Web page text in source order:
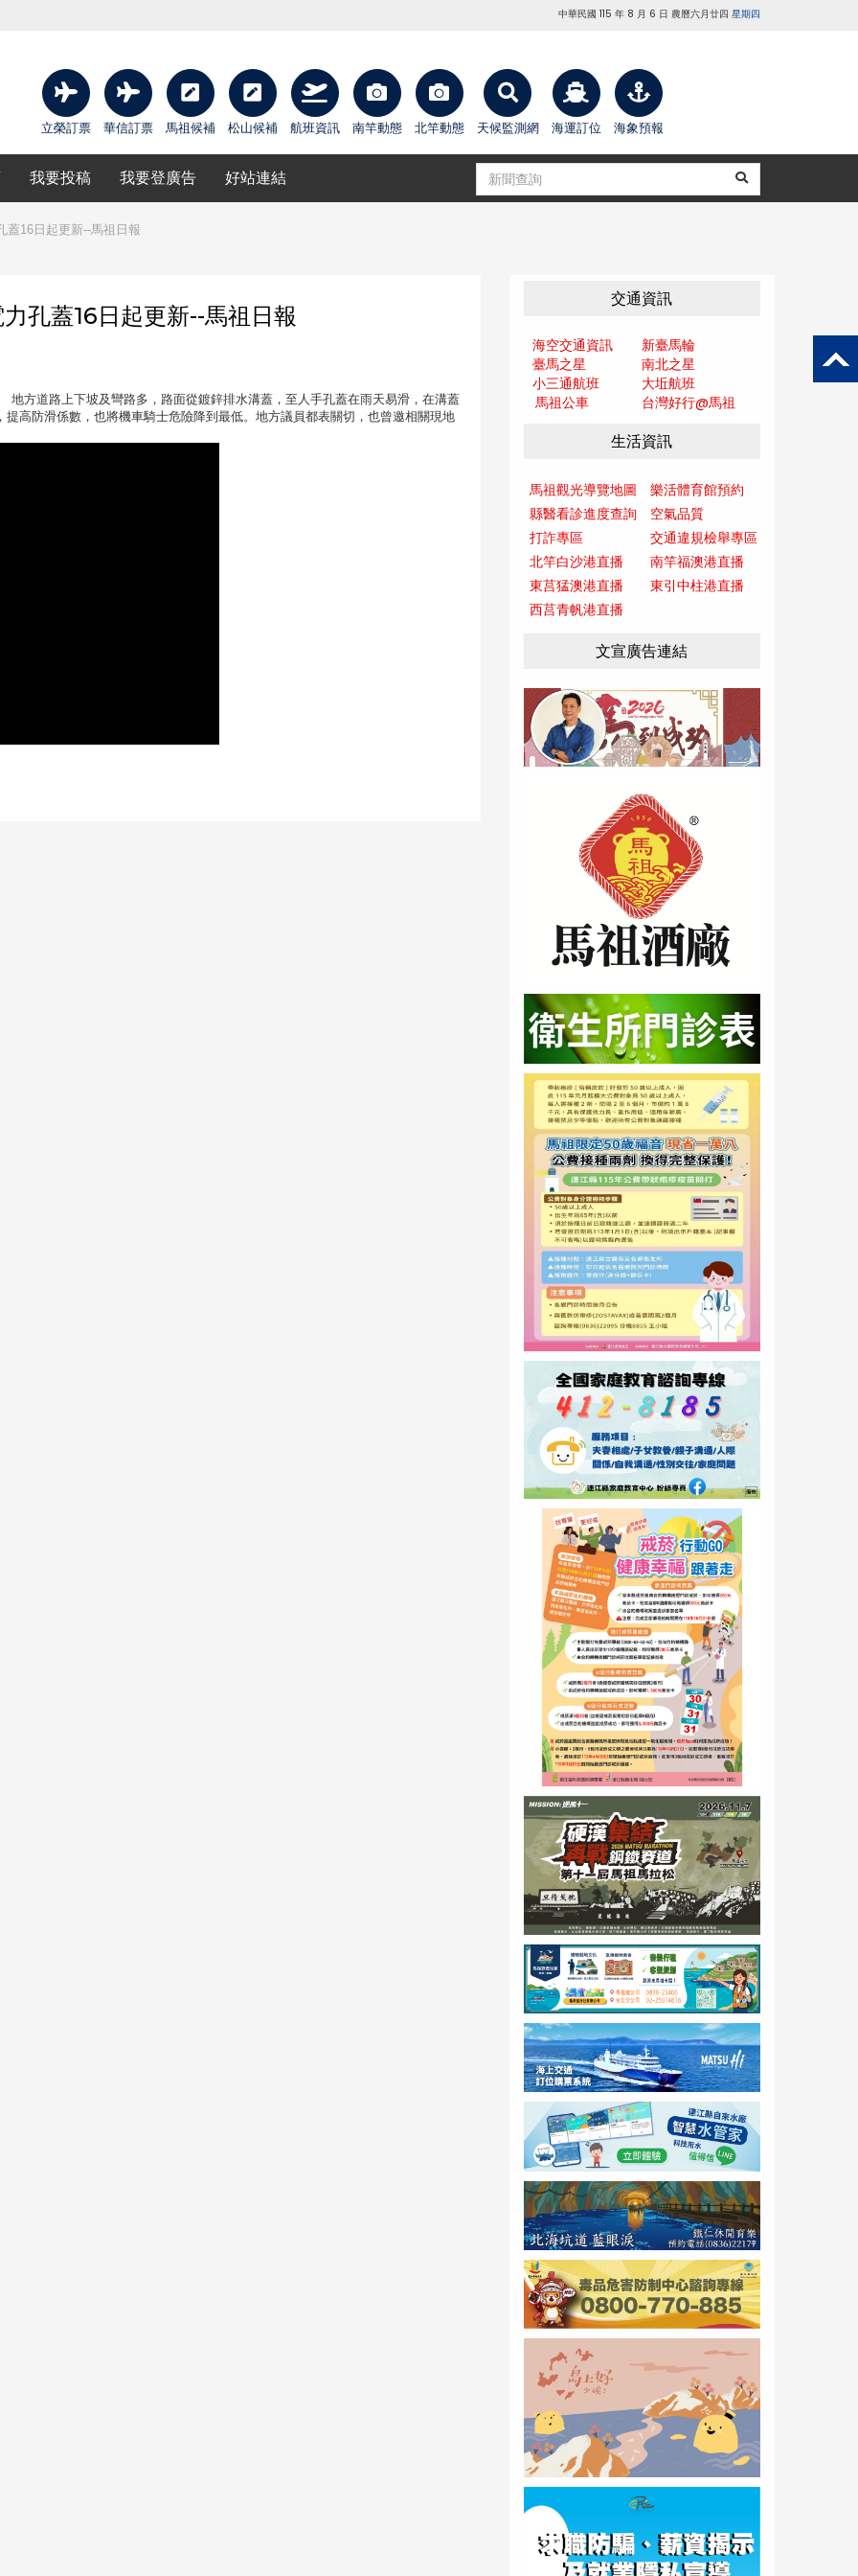
中華民國 115 年 8 月 6 日 農曆六月廿四 星期四
立榮訂票 華信訂票 馬祖候補 松山候補 航班資訊 南竿動態 北竿動態 天候監測網 海運訂位 海象預報
我要投稿 我要登廣告 好站連結
16日起更新--馬祖日報
孔蓋16日起更新--馬祖日報
方道路上下坡及彎路多，路面從鍍鋅排水溝蓋，至人手孔蓋在雨天易滑，在溝蓋
高防滑係數，也將機車騎士危險降到最低。地方議員都表關切，也曾邀相關現地
交通資訊
海空交通資訊
新臺馬輪
臺馬之星
南北之星
小三通航班
大坵航班
馬祖公車
台灣好行@馬祖
生活資訊
馬祖觀光導覽地圖
樂活體育館預約
縣醫看診進度查詢
空氣品質
打詐專區
交通違規檢舉專區
北竿白沙港直播
南竿福澳港直播
東莒猛澳港直播
東引中柱港直播
西莒青帆港直播
文宣廣告連結